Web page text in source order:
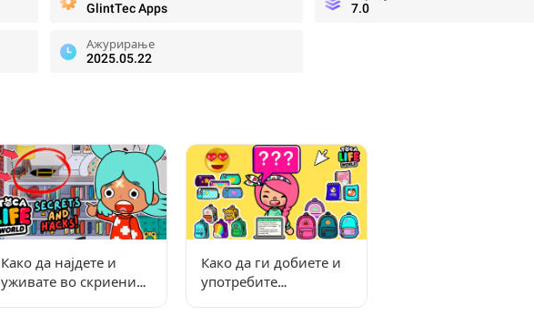
GlintTec Apps 7.0
Ажурирање
2025.05.22
Како да најдете и
уживате во скриени
Како да ги добиете и
употребите